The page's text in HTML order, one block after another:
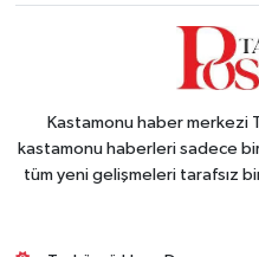
Kastamonu haber merkezi
kastamonu haberleri sadece
tüm yeni gelişmeleri tarafsız